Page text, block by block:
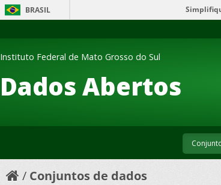
BRASIL
Dados Abertos
Instituto Federal de Mato Grosso do Sul
Conjuntos de dados